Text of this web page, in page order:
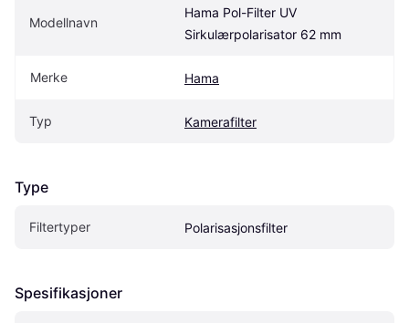
Modellnavn
Hama Pol-Filter UV
Sirkulærpolarisator 62 mm
Merke Hama
Typ Kamerafilter
Type
Filtertyper Polarisasjonsfilter
Spesifikasjoner